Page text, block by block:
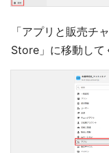
「アプリと販売チ
Store」に移動して